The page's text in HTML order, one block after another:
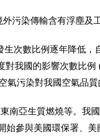
污染傳輸含有浮塵及
次數比例逐年降低
我國的影響次數比
污染對我國空氣品質
南亞生質燃燒等。我
參與美國環保署、